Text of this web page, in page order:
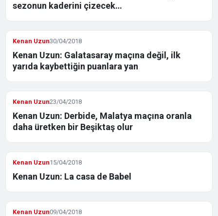
sezonun kaderini çizecek…
Kenan Uzun30/04/2018
Kenan Uzun: Galatasaray maçına değil, ilk
yarıda kaybettiğin puanlara yan
Kenan Uzun23/04/2018
Kenan Uzun: Derbide, Malatya maçına oranla
daha üretken bir Beşiktaş olur
Kenan Uzun15/04/2018
Kenan Uzun: La casa de Babel
Kenan Uzun09/04/2018